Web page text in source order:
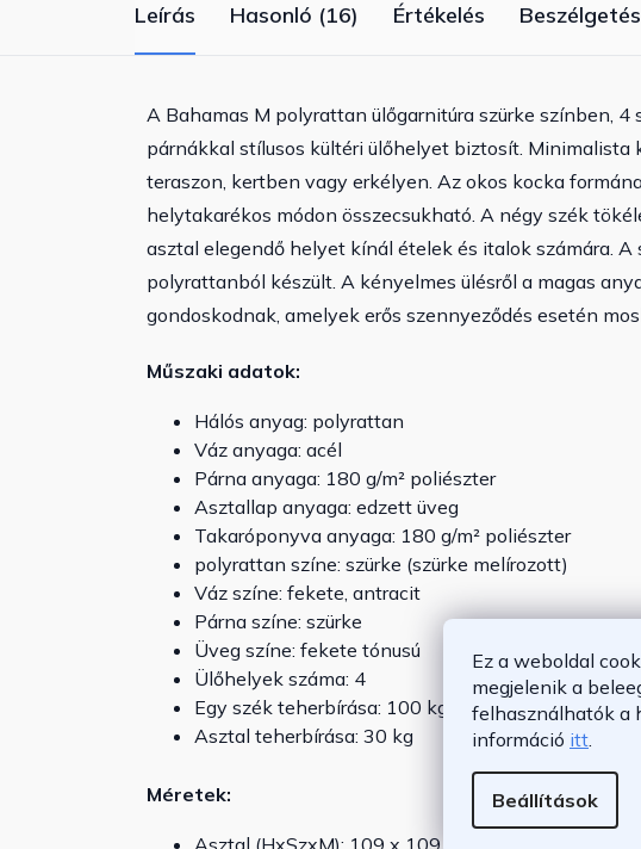
Ez a weboldal
megjelenik a
felhasználhatók a
információ itt
Beállítások
Leírás Hasonló (16) Értékelés Beszélgetés
A Bahamas M polyrattan ülőgarnitúra szürke színben, 4
párnákkal stílusos kültéri ülőhelyet biztosít.
teraszon, kertben vagy erkélyen. Az okos kocka
helytakarékos módon összecsukható. A négy szék
asztal elegendő helyet kínál ételek és italok számára. A
polyrattanból készült. A kényelmes ülésről a magas
gondoskodnak, amelyek erős szennyeződés esetén
Műszaki adatok:
Hálós anyag: polyrattan
Váz anyaga: acél
Párna anyaga: 180 g/m² poliészter
Asztallap anyaga: edzett üveg
Takaróponyva anyaga: 180 g/m² poliészter
polyrattan színe: szürke (szürke melírozott)
Váz színe: fekete, antracit
Párna színe: szürke
Üveg színe: fekete tónusú
Ülőhelyek száma: 4
Egy szék teherbírása: 100 kg
Asztal teherbírása: 30 kg
Méretek: